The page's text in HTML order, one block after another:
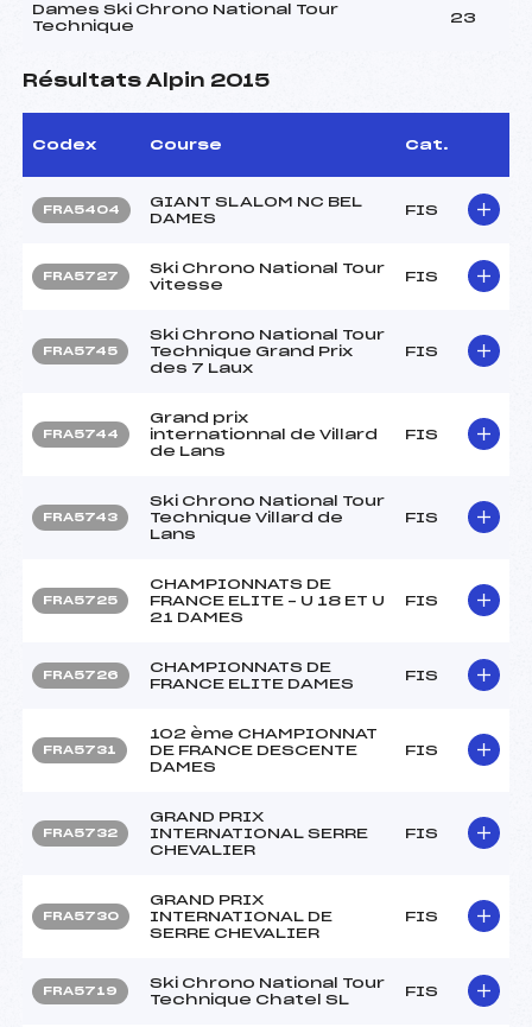
Dames Ski Chrono National Tour
Technique
23
Résultats Alpin 2015
Codex Course Cat.
FRA5404
GIANT SLALOM NC BEL
DAMES
FIS
FRA5727
Ski Chrono National Tour
vitesse
FIS
FRA5745
Ski Chrono National Tour
Technique Grand Prix
des 7 Laux
FIS
FRA5744
Grand prix
internationnal de Villard
de Lans
FIS
FRA5743
Ski Chrono National Tour
Technique Villard de
Lans
FIS
FRA5725
CHAMPIONNATS DE
FRANCE ELITE – U 18 ET U
21 DAMES
FIS
FRA5726
CHAMPIONNATS DE
FRANCE ELITE DAMES
FIS
FRA5731
102 ème CHAMPIONNAT
DE FRANCE DESCENTE
DAMES
FIS
FRA5732
GRAND PRIX
INTERNATIONAL SERRE
CHEVALIER
FIS
FRA5730
GRAND PRIX
INTERNATIONAL DE
SERRE CHEVALIER
FIS
FRA5719
Ski Chrono National Tour
Technique Chatel SL
FIS